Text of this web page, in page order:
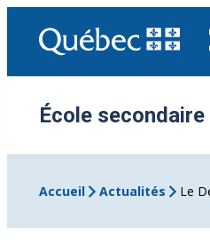
contenu
École
Accueil Actualités Le